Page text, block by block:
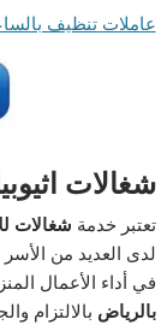
عاملات تنظيف
شغالات
تعتبر خدمة شغالات
لدى العديد من الأسر
في أداء الأعمال
بالرياض بالالتزام